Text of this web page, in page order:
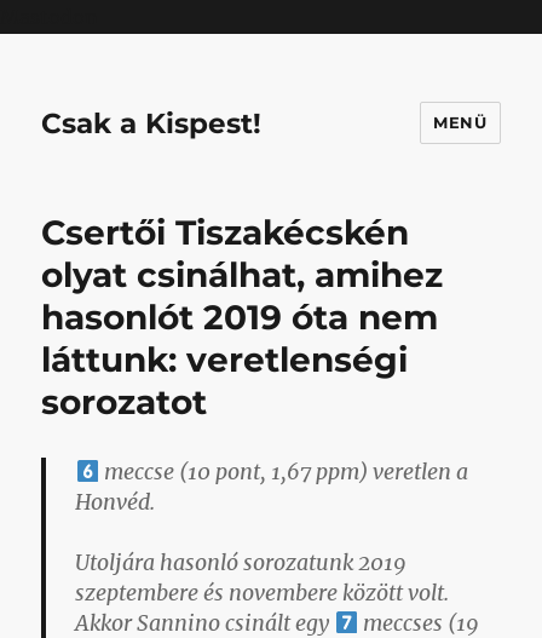
Csak a Kispest! MENÜ
Csertői Tiszakécskén
olyat csinálhat, amihez
hasonlót 2019 óta nem
láttunk: veretlenségi
sorozatot
meccse (10 pont, 1,67 ppm) veretlen a
Honvéd.
Utoljára hasonló sorozatunk 2019
szeptembere és novembere között volt.
Akkor Sannino csinált egy
meccses (19